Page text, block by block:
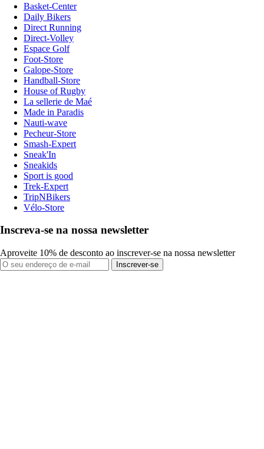
Basket-Center
Daily Bikers
Direct Running
Direct-Volley
Espace Golf
Foot-Store
Galope-Store
Handball-Store
House of Rugby
La sellerie de Maé
Made in Paradis
Nauti-wave
Pecheur-Store
Smash-Expert
Sneak'In
Sneakids
Sport is good
Trek-Expert
TripNBikers
Vélo-Store
Inscreva-se na nossa newsletter
Aproveite 10% de desconto ao inscrever-se na nossa newsletter
Inscrever-se